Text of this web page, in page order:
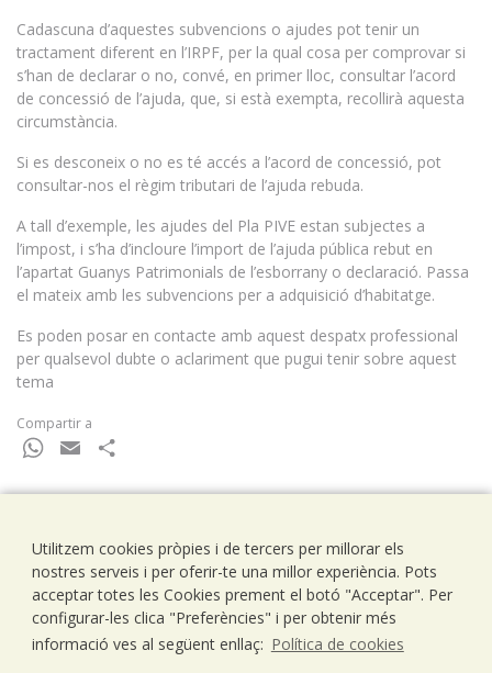
Cadascuna d’aquestes subvencions o ajudes pot tenir un
tractament diferent en l’IRPF, per la qual cosa per comprovar si
s’han de declarar o no, convé, en primer lloc, consultar l’acord
de concessió de l’ajuda, que, si està exempta, recollirà aquesta
circumstància.
Si es desconeix o no es té accés a l’acord de concessió, pot
consultar-nos el règim tributari de l’ajuda rebuda.
A tall d’exemple, les ajudes del Pla PIVE estan subjectes a
l’impost, i s’ha d’incloure l’import de l’ajuda pública rebut en
l’apartat Guanys Patrimonials de l’esborrany o declaració. Passa
el mateix amb les subvencions per a adquisició d’habitatge.
Es poden posar en contacte amb aquest despatx professional
per qualsevol dubte o aclariment que pugui tenir sobre aquest
tema
Compartir a
WhatsApp
Email
Ramells Ramoneda
Assessors - Consultors
C/ Balmes 203, 1º 1ª
08006 Barcelona
T..93 238 79 26
Utilitzem cookies pròpies i de tercers per millorar els
nostres serveis i per oferir-te una millor experiència. Pots
acceptar totes les Cookies prement el botó "Acceptar". Per
configurar-les clica "Preferències" i per obtenir més
informació ves al següent enllaç: Política de cookies